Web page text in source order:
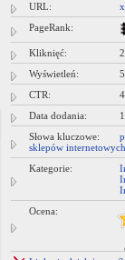
URL:
PageRank:
Kliknięć:
Wyświetleń:
CTR:
Data dodania:
Słowa kluczowe:
sklepów internetowych
Kategorie:
Ocena: